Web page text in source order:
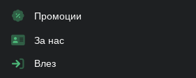
Промоции
За нас
Влез